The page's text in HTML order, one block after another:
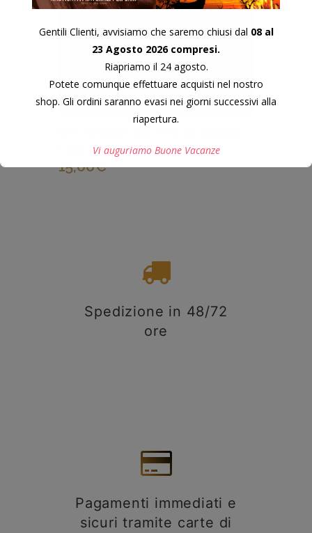
CON COFANETTO
15,00€
Spedizione in 48/72
ore
Pagamenti immediati e
sicuri tramite carte di
Gentili Clienti, avvisiamo che saremo chiusi dal 08 al
23 Agosto 2026 compresi.
Riapriamo il 24 agosto.
Potete comunque effettuare acquisti nel nostro
shop. Gli ordini saranno evasi nei giorni successivi alla
riapertura.
Vi auguriamo Buone Vacanze